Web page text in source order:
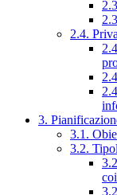
2.4.
3.
3.1.
3.2.